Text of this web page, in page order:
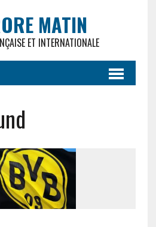
MATIN
ET INTERNATIONALE